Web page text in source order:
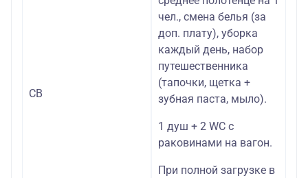
СВ
чел., смена белья (за
доп. плату), уборка
каждый день, набор
путешественника
(тапочки, щетка +
зубная паста, мыло).
1 душ + 2 WC c
раковинами на вагон.
При полной загрузке в